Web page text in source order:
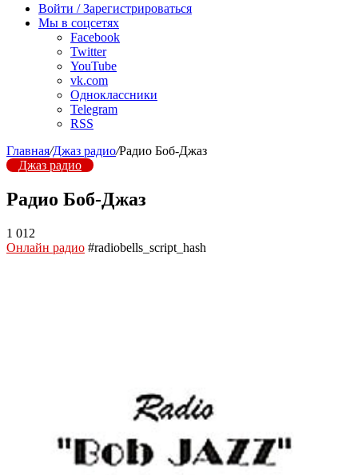
радио
Войти / Зарегистрироваться
Мы в соцсетях
Facebook
Twitter
YouTube
vk.com
Одноклассники
Telegram
RSS
Главная/Джаз радио/Радио Боб-Джаз
Джаз радио
Радио Боб-Джаз
1 012
Онлайн радио #radiobells_script_hash